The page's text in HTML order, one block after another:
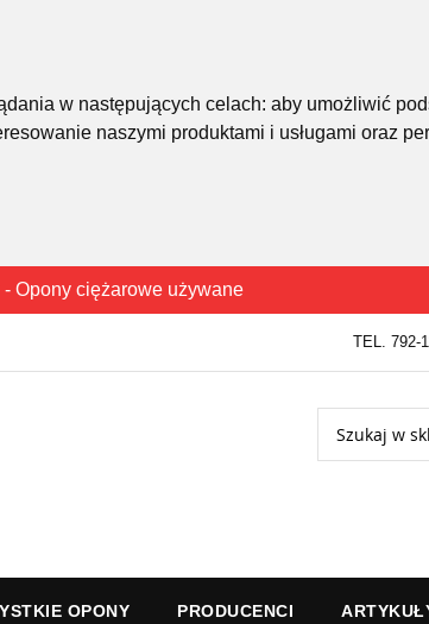
w następujących celach: aby umożliwić
naszymi produktami i usługami oraz
Opony ciężarowe używane
TEL. 792-
OPONY PRODUCENCI